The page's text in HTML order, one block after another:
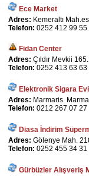
Ece Market
Adres: Kemeraltı
Telefon: 0252 412 99 55
Fidan Center
Adres: Çıldır Mevkii
Telefon: 0252 413 63 63
Elektronik Sigara Evi
Adres: Marmaris
Telefon: 0212 267 07 27
Diasa İndirim
Adres: Gölenye Mah.
Telefon: 0252 455 34 31
Gürbüzler Alışveriş